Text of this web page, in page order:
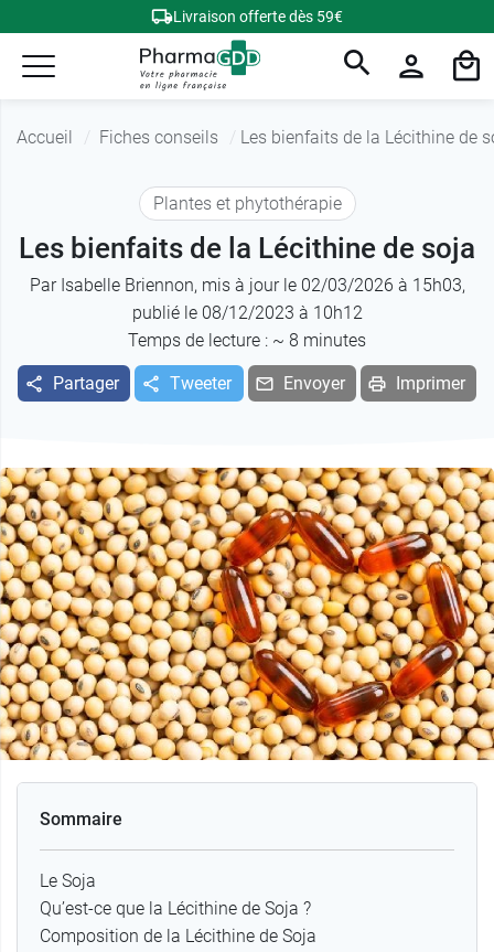
Livraison offerte dès 59€
Accueil Fiches conseils Les bienfaits de la Lécithine de
Plantes et phytothérapie
Les bienfaits de la Lécithine de soja
Par Isabelle Briennon, mis à jour le 02/03/2026 à 15h03,
publié le 08/12/2023 à 10h12
Temps de lecture : ~ 8 minutes
Partager Tweeter Envoyer Imprimer
Sommaire
Le Soja
Qu’est-ce que la Lécithine de Soja ?
Composition de la Lécithine de Soja